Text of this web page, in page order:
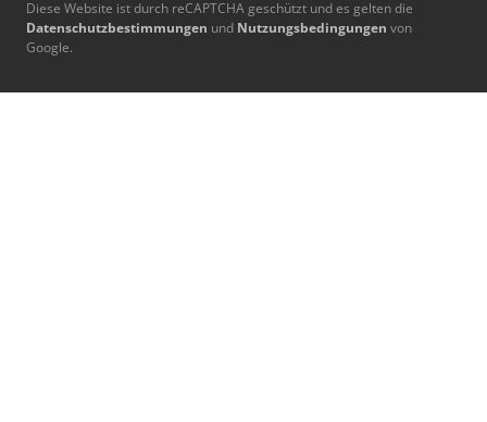
Diese Website ist durch reCAPTCHA geschützt und es gelten die
Datenschutzbestimmungen und Nutzungsbedingungen von
Google.